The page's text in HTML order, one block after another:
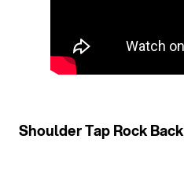
Shoulder Tap Rock Back